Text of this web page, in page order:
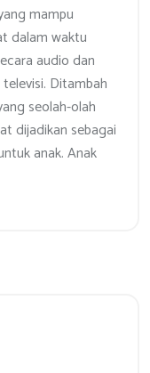
mampu
dalam waktu
audio dan
Ditambah
seolah-olah
dijadikan sebagai
anak. Anak